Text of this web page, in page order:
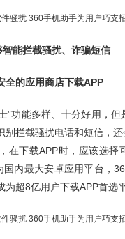
智能拦截骚扰、诈骗短信
全的应用商店下载APP
”功能多样、十分好用，
别拦截骚扰电话和短信，
在下载APP时，应该选择
国内最大安卓应用平台，
超8亿用户下载APP首选平